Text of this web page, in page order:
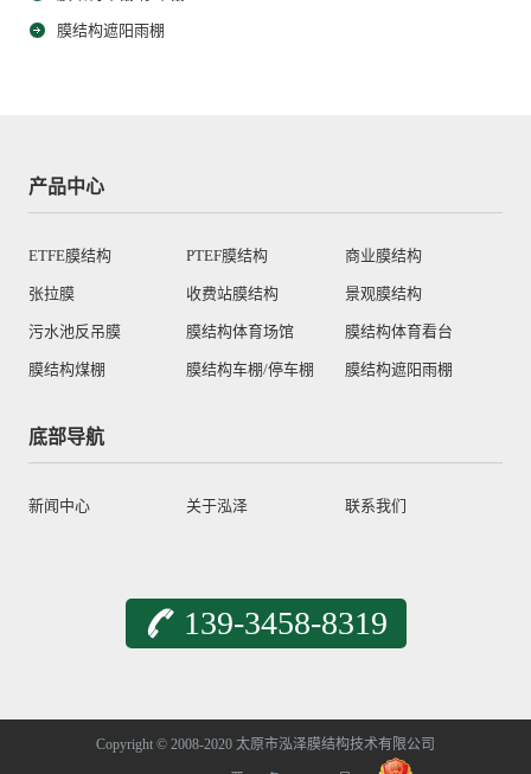
膜结构遮阳雨棚
产品中心
ETFE膜结构 PTEF膜结构 商业膜结构
张拉膜 收费站膜结构 景观膜结构
污水池反吊膜 膜结构体育场馆 膜结构体育看台
膜结构煤棚 膜结构车棚/停车棚 膜结构遮阳雨棚
底部导航
新闻中心 关于泓泽 联系我们
139-3458-8319
Copyright © 2008-2020 太原市泓泽膜结构技术有限公司